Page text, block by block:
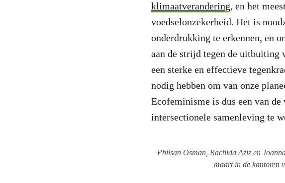
klimaatverandering, en het
voedselonzekerheid. Het is
onderdrukking te erkennen, en
aan de strijd tegen de uitbuiting
een sterke en effectieve
nodig hebben om van onze
Ecofeminisme is dus een van
intersectionele samenleving te
Philsan Osman, Rachida Aziz en
maart in de kantoren